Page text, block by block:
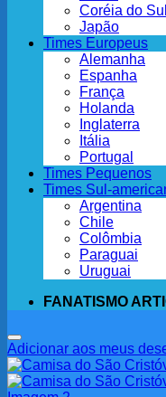
Coréia do Sul
Japão
Times Europeus
Alemanha
Espanha
França
Holanda
Inglaterra
Itália
Portugal
Times Pequenos
Times Sul-
Argentina
Chile
Colômbia
Paraguai
Uruguai
FANATISMO
Adicionar aos meus